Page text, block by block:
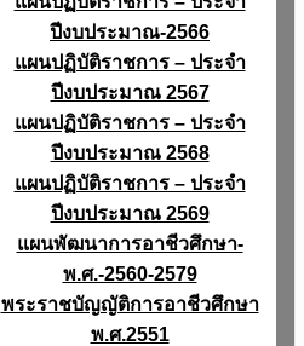
ปีงบประมาณ-2566
แผนปฏิบัติราชการ – ประจำ
ปีงบประมาณ 2567
แผนปฏิบัติราชการ – ประจำ
ปีงบประมาณ 2568
แผนปฏิบัติราชการ – ประจำ
ปีงบประมาณ 2569
แผนพัฒนาการอาชีวศึกษา-
พ.ศ.-2560-2579
พระราชบัญญัติการอาชีวศึกษา
พ.ศ.2551